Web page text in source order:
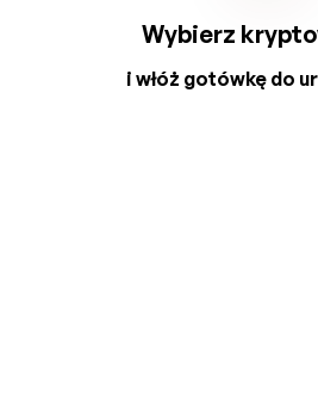
Wybierz
i włóż gotówkę do